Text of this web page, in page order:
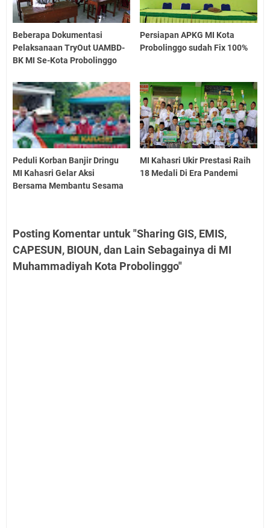
Beberapa Dokumentasi
Pelaksanaan TryOut UAMBD-
BK MI Se-Kota Probolinggo
Persiapan APKG MI Kota
Probolinggo sudah Fix 100%
Peduli Korban Banjir Dringu
MI Kahasri Gelar Aksi
Bersama Membantu Sesama
MI Kahasri Ukir Prestasi Raih
18 Medali Di Era Pandemi
Posting Komentar untuk "Sharing GIS, EMIS,
CAPESUN, BIOUN, dan Lain Sebagainya di MI
Muhammadiyah Kota Probolinggo"